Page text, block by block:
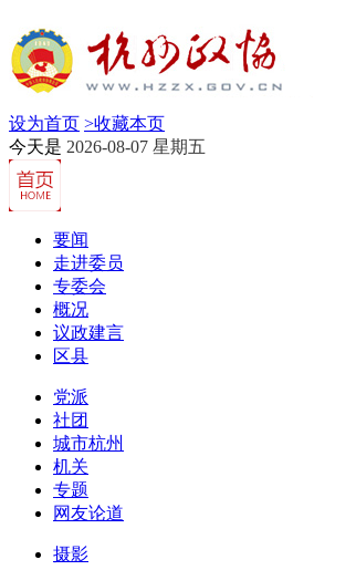
设为首页 >收藏本页
今天是 2026-08-07 星期五
要闻
走进委员
专委会
概况
议政建言
区县
党派
社团
城市杭州
机关
专题
网友论道
摄影